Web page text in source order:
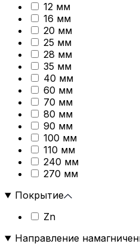
12 мм
16 мм
20 мм
25 мм
28 мм
35 мм
40 мм
60 мм
70 мм
80 мм
90 мм
100 мм
110 мм
240 мм
270 мм
Покрытие
Zn
Направление